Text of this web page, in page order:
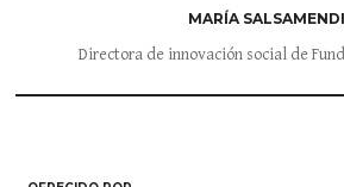
MARÍA SALSAMENDI
Directora de innovación social de